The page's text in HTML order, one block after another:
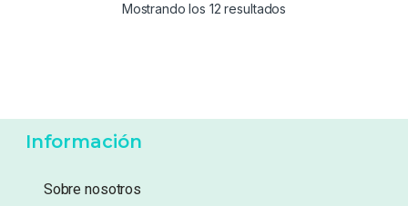
Mostrando los 12 resultados
Información
Sobre nosotros